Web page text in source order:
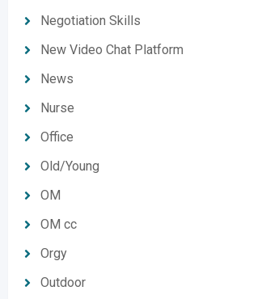
Negotiation Skills
New Video Chat Platform
News
Nurse
Office
Old/Young
OM
OM cc
Orgy
Outdoor